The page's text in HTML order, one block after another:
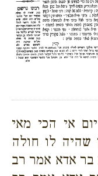
אי הכי מאי
שהיה לו חולה
בר אדא אמר רב